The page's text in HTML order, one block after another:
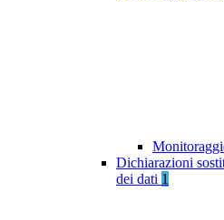
Dichiarazioni
dei dati 1